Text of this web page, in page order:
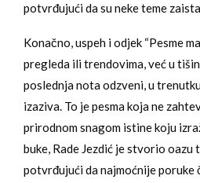
potvrđujući da su neke teme
Konačno, uspeh i odjek “Pesme
pregleda ili trendovima, već u
poslednja nota odzveni, u
izaziva. To je pesma koja ne
prirodnom snagom istine koju
buke, Rade Jezdić je stvorio oazu
potvrđujući da najmoćnije poruke